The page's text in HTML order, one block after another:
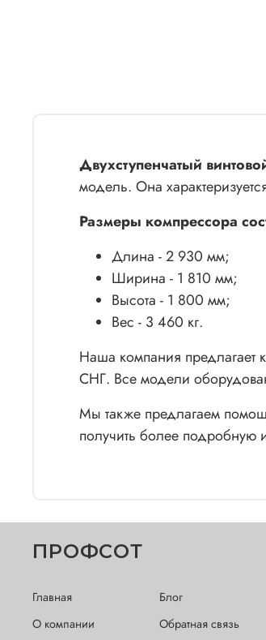
Двухступенчатый
модель. Она
Размеры компрессора
Длина - 2 930 мм;
Ширина - 1 810 мм;
Высота - 1 800 мм;
Вес - 3 460 кг.
Наша компания предлагает
СНГ. Все модели
Мы также предлагаем
получить более подробную
ПРОФСОТ
Главная
О компании
Блог
Обратная связь